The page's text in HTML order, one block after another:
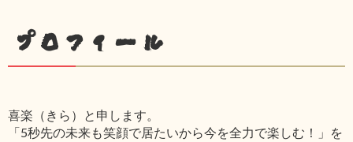
プロフィール
喜楽（きら）と申します。
「5秒先の未来も笑顔で居たいから今を全力で楽しむ！」を